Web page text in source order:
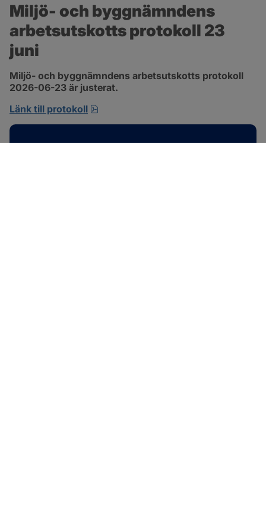
Miljö- och byggnämndens
arbetsutskotts protokoll 23
juni
Miljö- och byggnämndens arbetsutskotts protokoll
2026-06-23 är justerat.
Länk till protokoll